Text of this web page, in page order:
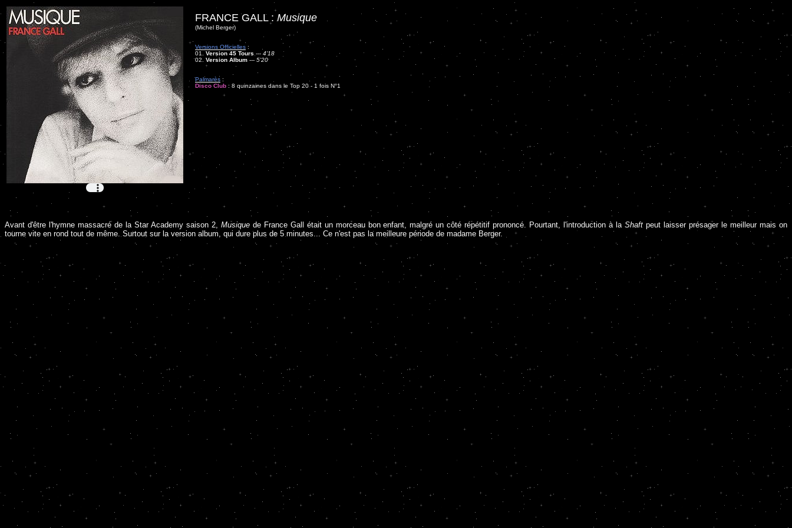
FRANCE GALL :Musique
(Michel Berger)
Versions Officielles :
01. Version 45 Tours --- 4'18
02. Version Album --- 5'20
Palmarès :
Disco Club : 8 quinzaines dans le Top 20 - 1 fois N°1
Avant d'être l'hymne massacré de la Star Academy saison 2, Musiquede France Gall était un morceau bon enfant, malgré un côté répétitif prononcé. Pourtant, l'introduction à laShaft peut laisser présager le meilleur mais on
tourne vite en rond tout de même. Surtout sur la version album, qui dure plus de 5 minutes... Ce n'est pas la meilleure période de madame Berger.